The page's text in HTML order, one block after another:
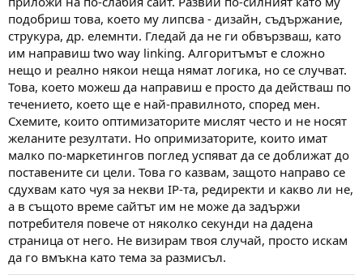
подобриш това, което му липсва - дизайн, съдържание,
струкура, др. елемнти. Гледай да не ги обвързваш, като
им направиш two way linking. Алгоритъмът е сложно
нещо и реално някои неща нямат логика, но се случват.
Това, което можеш да направиш е просто да действаш по
течението, което ще е най-правилното, според мен.
Схемите, които оптимизаторите мислят често и не носят
желаните резултати. Но опримизаторите, които имат
малко по-маркетингов поглед успяват да се доближат до
поставените си цели. Това го казвам, защото направо се
сдухвам като чуя за некви IP-та, редиректи и какво ли не,
а в същото време сайтът им не може да задържи
потребителя повече от няколко секунди на дадена
страница от него. Не визирам твоя случай, просто искам
да го вмъкна като тема за размисъл.